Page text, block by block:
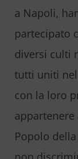
a Napoli,
partecipato
diversi culti
tutti uniti
con la loro
appartenere
Popolo